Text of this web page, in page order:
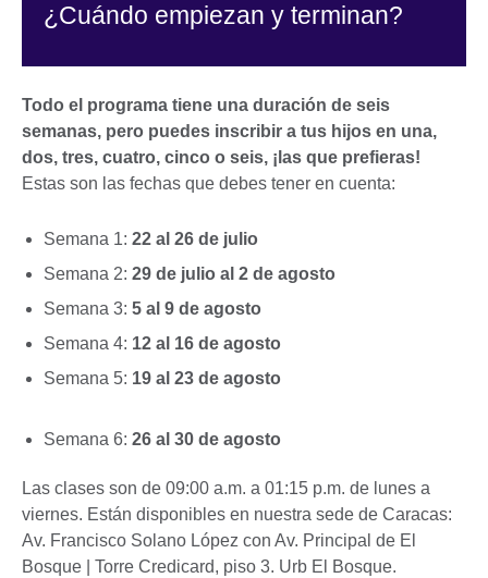
¿Cuándo empiezan y terminan?
Todo el programa tiene una duración de seis
semanas, pero puedes inscribir a tus hijos en una,
dos, tres, cuatro, cinco o seis, ¡las que prefieras!
Estas son las fechas que debes tener en cuenta:
Semana 1: 22 al 26 de julio
Semana 2: 29 de julio al 2 de agosto
Semana 3: 5 al 9 de agosto
Semana 4: 12 al 16 de agosto
Semana 5: 19 al 23 de agosto
Semana 6: 26 al 30 de agosto
Las clases son de 09:00 a.m. a 01:15 p.m. de lunes a
viernes. Están disponibles en nuestra sede de Caracas:
Av. Francisco Solano López con Av. Principal de El
Bosque | Torre Credicard, piso 3. Urb El Bosque.